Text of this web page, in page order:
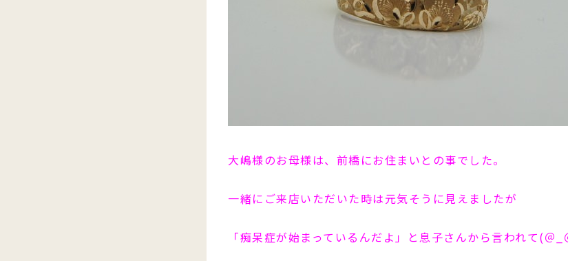
大嶋様のお母様は、前橋にお住まいとの事でした。
一緒にご来店いただいた時は元気そうに見えましたが
「痴呆症が始まっているんだよ」と息子さんから言われて(＠_